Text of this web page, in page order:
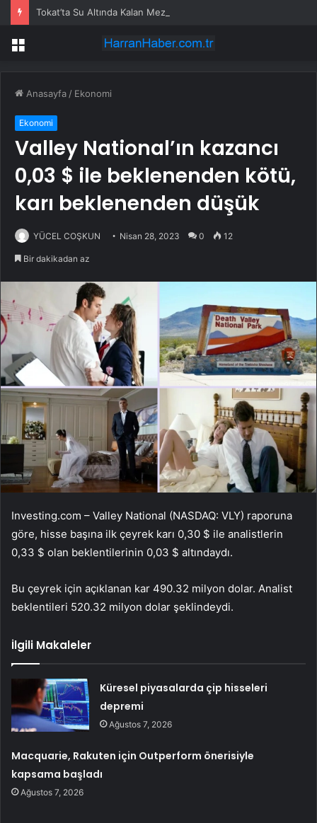
Tokat’ta Su Altında Kalan Mezarlık ve Araziler
Menü
Anasayfa / Ekonomi
Ekonomi
Valley National’ın kazancı
0,03 $ ile beklenenden kötü,
karı beklenenden düşük
YÜCEL COŞKUN Nisan 28, 2023 0 12
Bir dakikadan az
Investing.com – Valley National (NASDAQ: VLY) raporuna
göre, hisse başına ilk çeyrek karı 0,30 $ ile analistlerin
0,33 $ olan beklentilerinin 0,03 $ altındaydı.
Bu çeyrek için açıklanan kar 490.32 milyon dolar. Analist
beklentileri 520.32 milyon dolar şeklindeydi.
İlgili Makaleler
Küresel piyasalarda çip hisseleri
depremi
Ağustos 7, 2026
Macquarie, Rakuten için Outperform önerisiyle
kapsama başladı
Ağustos 7, 2026